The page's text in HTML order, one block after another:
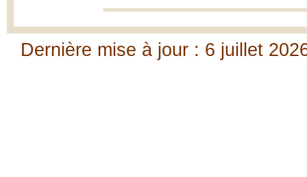
Dernière mise à jour : 6 juillet